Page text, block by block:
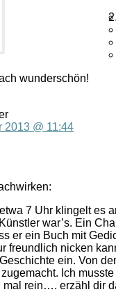
wunderschön!
2013 @ 11:44
7 Uhr klingelt es
war’s. Ein
er ein Buch mit
freundlich nicken
ein. Von
Ich
mal rein…. erzähl dir